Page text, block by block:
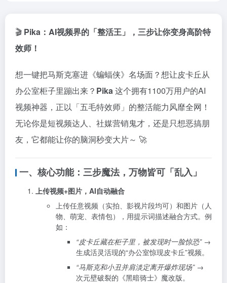
🎬 Pika：AI视频界的「整活王」，三步让你变身高阶特
效师！
想一键把马斯克塞进《蝙蝠侠》名场面？想让皮卡丘从
办公室柜子里蹦出来？ Pika这个拥有1100万用户的AI
视频神器，正以「五毛特效师」的整活能力风靡全网！
无论你是短视频达人、社媒营销鬼才，还是只想恶搞朋
友，它都能让你的脑洞秒变大片～ 🚀
一、核心功能：三步魔法，万物皆可「乱入」
上传视频+图片，AI自动融合
上传任意视频（实拍、影视片段均可）和图片（人
物、萌宠、表情包），用提示词描述融合方式。例
如：
“皮卡丘藏在柜子里，被发现时一脸惊恐”→
生成活灵活现的“办公室惊现皮卡丘”视频。
“马斯克和小丑并肩淡定离开爆炸现场”→
次元壁破裂的《黑暗骑士》魔改版。